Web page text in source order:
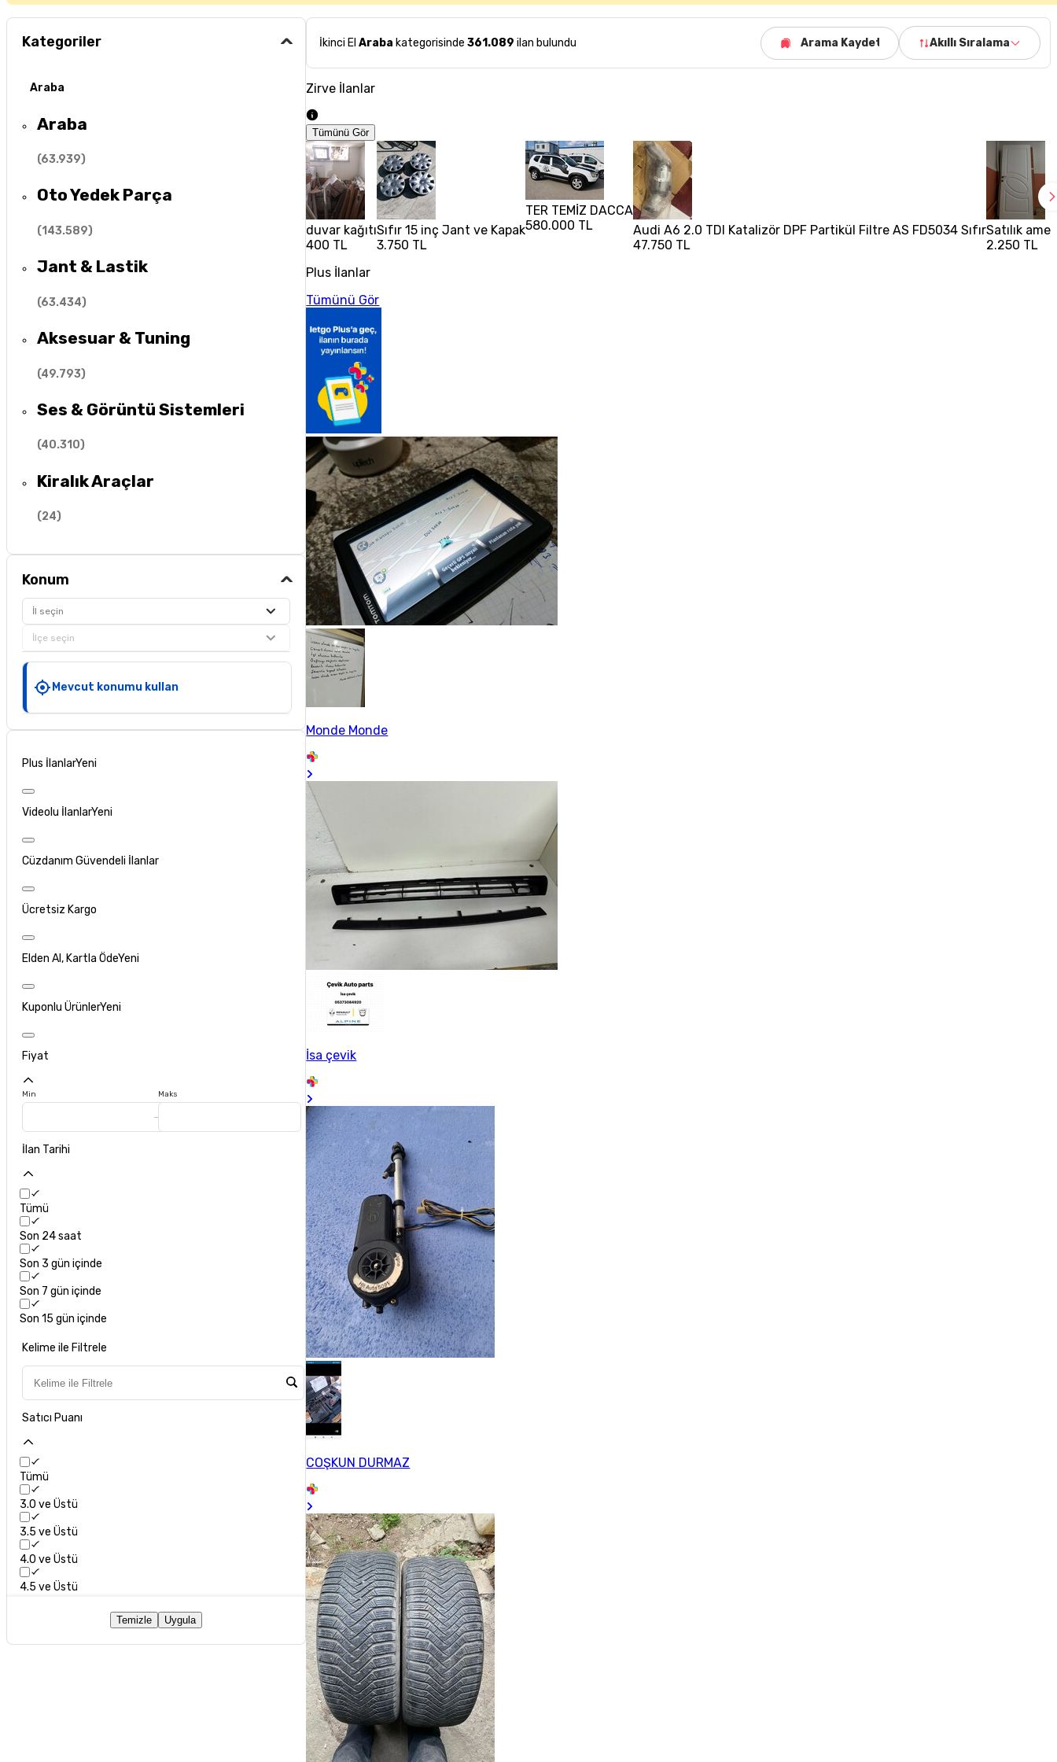
Kategoriler
Araba
Araba
(63.939)
Oto Yedek Parça
(143.589)
Jant & Lastik
(63.434)
Aksesuar & Tuning
(49.793)
Ses & Görüntü Sistemleri
(40.310)
Kiralık Araçlar
(24)
Konum
İl seçin
İlçe seçin
Mevcut konumu kullan
Plus İlanlarYeni
Videolu İlanlarYeni
Cüzdanım Güvendeli İlanlar
Ücretsiz Kargo
Elden Al, Kartla ÖdeYeni
Kuponlu ÜrünlerYeni
Fiyat
Min Maks
İlan Tarihi
Tümü
Son 24 saat
Son 3 gün içinde
Son 7 gün içinde
Son 15 gün içinde
Kelime ile Filtrele
Satıcı Puanı
Tümü
3.0 ve Üstü
3.5 ve Üstü
4.0 ve Üstü
4.5 ve Üstü
Temizle Uygula
İkinci ElAraba kategorisinde 361.089 ilan bulundu Arama Kaydet Akıllı Sıralama
Zirve İlanlar
Tümünü Gör
duvar kağıtı
400 TL
Sıfır 15 inç Jant ve Kapak
3.750 TL
TER TEMİZ DACCA
580.000 TL
Audi A6 2.0 TDI Katalizör DPF Partikül Filtre AS FD5034 Sıfır
47.750 TL
Satılık
2.250 TL
Plus İlanlar
Tümünü Gör
Monde Monde
İsa çevik
COŞKUN DURMAZ